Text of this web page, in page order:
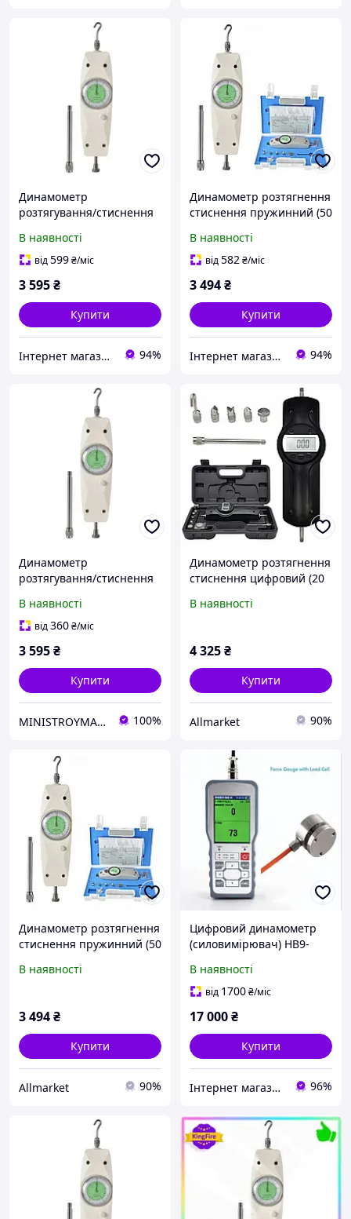
Динамометр
розтягування/стиснення
PROTESTER NK-20
В наявності
від599₴/міс
3 595₴
Купити
Інтернет магазин SHOP TOOLS 94%
Динамометр розтягнення
стиснення пружинний (50
В наявності
від582₴/міс
3 494₴
Купити
Інтернет магазин SHOP TOOLS 94%
Динамометр
розтягування/стиснення
PROTESTER NK-20
В наявності
від360₴/міс
3 595₴
Купити
MINISTROYMARKET 100%
Динамометр розтягнення
стиснення цифровий (20
(SDF-200)
В наявності
4 325₴
Купити
Allmarket 90%
Динамометр розтягнення
стиснення пружинний (50
В наявності
3 494₴
Купити
Allmarket 90%
Цифровий динамометр
(силовимірювач) HB9-
тензодатчиком
стиснення, діапазон 20-
IP65/IP66
В наявності
від 1700₴/міс
17 000₴
Купити
Інтернет магазин Store7 96%